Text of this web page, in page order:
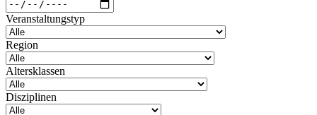
Veranstaltungstyp
Region
Altersklassen
Disziplinen